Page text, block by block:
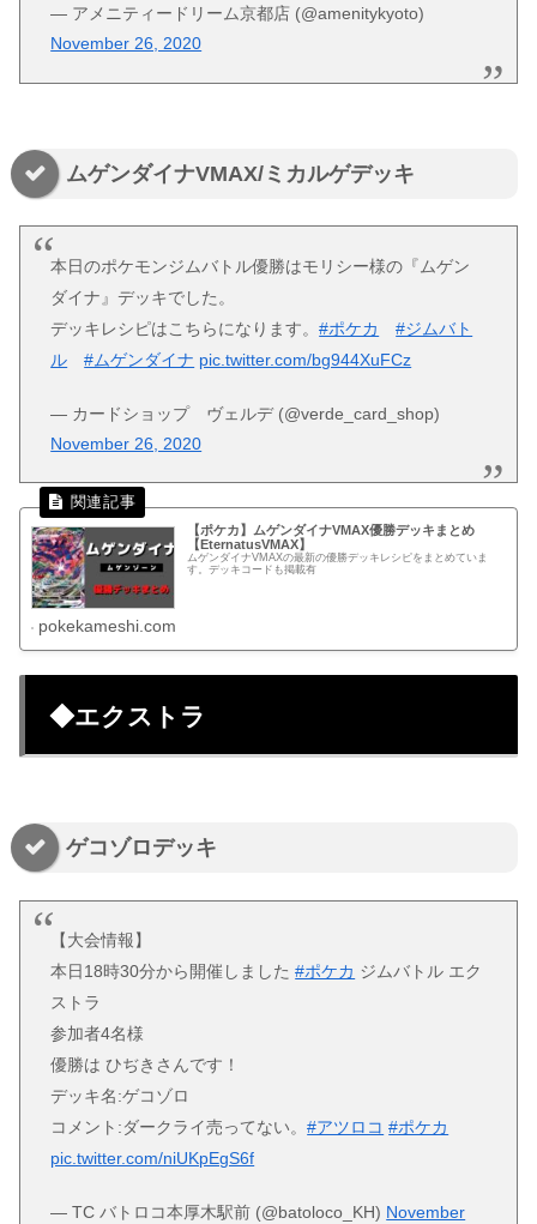
— アメニティードリーム京都店 (@amenitykyoto)
November 26, 2020
ムゲンダイナVMAX/ミカルゲデッキ
本日のポケモンジムバトル優勝はモリシー様の『ムゲン
ダイナ』デッキでした。
デッキレシピはこちらになります。#ポケカ
#ジムバト
ル
#ムゲンダイナ pic.twitter.com/bg944XuFCz
— カードショップ ヴェルデ (@verde_card_shop)
November 26, 2020
【ポケカ】ムゲンダイナVMAX優勝デッキまとめ
【EternatusVMAX】
ムゲンダイナVMAXの最新の優勝デッキレシピをまとめていま
す。デッキコードも掲載有
pokekameshi.com
◆エクストラ
ゲコゾロデッキ
【大会情報】
本日18時30分から開催しました#ポケカ ジムバトル エク
ストラ
参加者4名様
優勝は ひぢきさんです！
デッキ名:ゲコゾロ
コメント:ダークライ売ってない。#アツロコ #ポケカ
pic.twitter.com/niUKpEgS6f
— TC バトロコ本厚木駅前 (@batoloco_KH) November